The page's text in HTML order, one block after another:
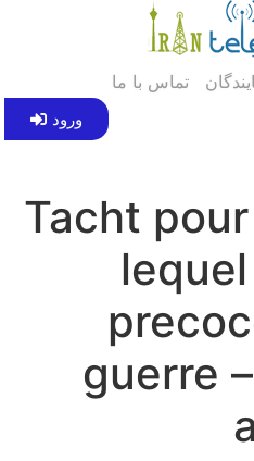
تماس با ما
ورود
Tacht
guerre